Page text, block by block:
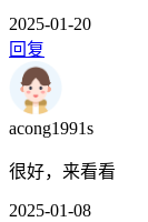
2025-01-20
回复
acong1991s
很好，来看看
2025-01-08